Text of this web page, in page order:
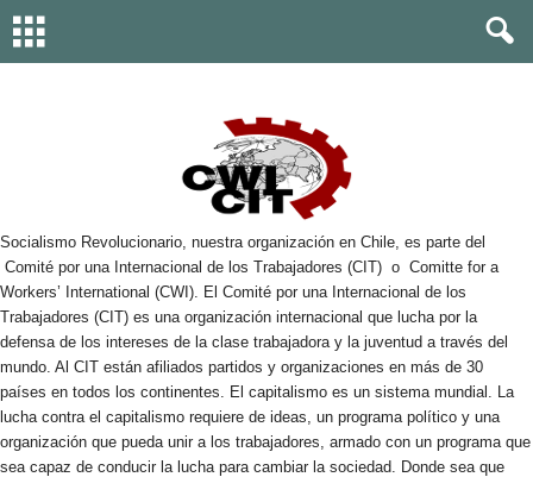
Socialismo Revolucionario, nuestra organización en Chile, es parte del
Comité por una Internacional de los Trabajadores (CIT) o Comitte for a
Workers’ International (CWI). El Comité por una Internacional de los
Trabajadores (CIT) es una organización internacional que lucha por la
defensa de los intereses de la clase trabajadora y la juventud a través del
mundo. Al CIT están afiliados partidos y organizaciones en más de 30
países en todos los continentes. El capitalismo es un sistema mundial. La
lucha contra el capitalismo requiere de ideas, un pro­grama político y una
organización que pueda unir a los trabajadores, armado con un programa que
sea capaz de conducir la lucha para cambiar la sociedad. Donde sea que